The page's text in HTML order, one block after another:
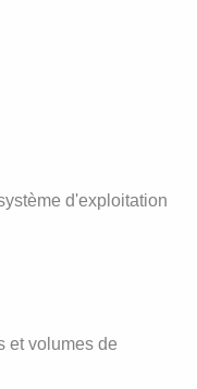
d'exploitation
et volumes de